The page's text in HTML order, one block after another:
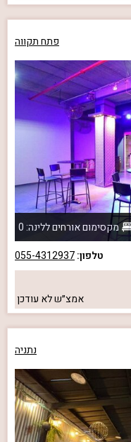
פתח תקווה
מקסימום אורחים ללינה: 0
טלפון:055-4312937
אמצ״שלא עודכן
נתניה